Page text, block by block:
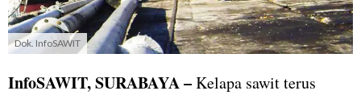
Dok. InfoSAWIT
InfoSAWIT, SURABAYA–Kelapa sawit terus